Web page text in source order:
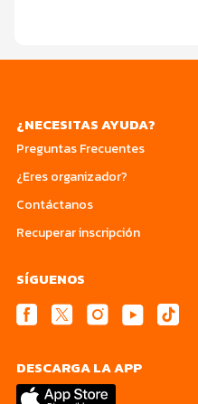
¿NECESITAS AYUDA?
Preguntas Frecuentes
¿Eres organizador?
Contáctanos
Recuperar inscripción
SÍGUENOS
DESCARGA LA APP